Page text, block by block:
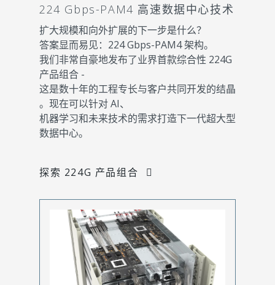
224 Gbps-PAM4 高速数据中心技术
扩大规模和向外扩展的下一步是什么？
答案显而易见：224 Gbps-PAM4 架构。
我们非常自豪地发布了业界首款综合性 224G
产品组合 -
这是数十年的工程专长与客户共同开发的结晶
。现在可以针对 AI、
机器学习和未来技术的需求打造下一代超大型
数据中心。
探索 224G 产品组合